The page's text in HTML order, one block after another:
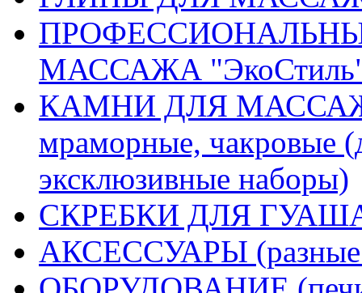
МАССАЖА
КАМНИ ДЛЯ МАССАЖА
мраморные, чакровые
эксклюзивные наборы)
СКРЕБКИ ДЛЯ
АКСЕССУАРЫ (разные